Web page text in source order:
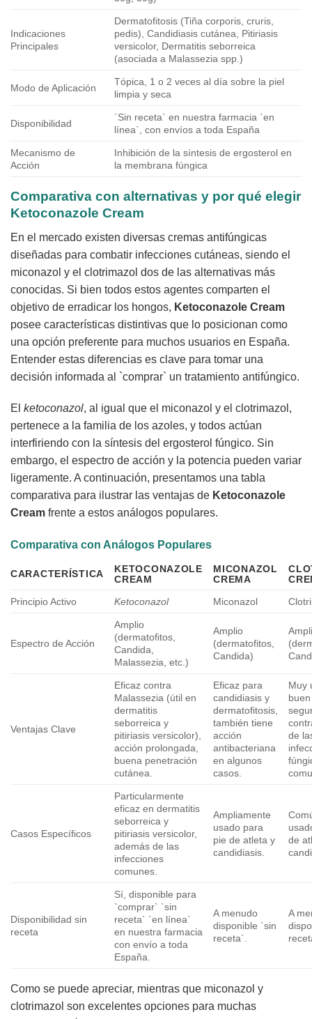
Indicaciones
Principales
Dermatofitosis (Tiña corporis, cruris,
pedis), Candidiasis cutánea, Pitiriasis
versicolor, Dermatitis seborreica
(asociada a Malassezia spp.)
Modo de Aplicación
Tópica, 1 o 2 veces al día sobre la piel
limpia y seca
Disponibilidad
`Sin receta` en nuestra farmacia `en
línea`, con envíos a toda España
Mecanismo de
Acción
Inhibición de la síntesis de ergosterol en
la membrana fúngica
Comparativa con alternativas y por qué elegir
Ketoconazole Cream
En el mercado existen diversas cremas antifúngicas
diseñadas para combatir infecciones cutáneas, siendo el
miconazol y el clotrimazol dos de las alternativas más
conocidas. Si bien todos estos agentes comparten el
objetivo de erradicar los hongos, Ketoconazole Cream
posee características distintivas que lo posicionan como
una opción preferente para muchos usuarios en España.
Entender estas diferencias es clave para tomar una
decisión informada al `comprar` un tratamiento antifúngico.
El ketoconazol, al igual que el miconazol y el clotrimazol,
pertenece a la familia de los azoles, y todos actúan
interfiriendo con la síntesis del ergosterol fúngico. Sin
embargo, el espectro de acción y la potencia pueden variar
ligeramente. A continuación, presentamos una tabla
comparativa para ilustrar las ventajas de Ketoconazole
Cream frente a estos análogos populares.
Comparativa con Análogos Populares
CARACTERÍSTICA
KETOCONAZOLE
CREAM
MICONAZOL
CREMA
Principio Activo
Ketoconazol Miconazol
Espectro de Acción
Amplio
(dermatofitos,
Candida,
Malassezia, etc.)
Amplio
(dermatofitos,
Candida)
Ventajas Clave
Eficaz contra
Malassezia (útil en
dermatitis
seborreica y
pitiriasis versicolor),
acción prolongada,
buena penetración
cutánea.
Eficaz para
candidiasis y
dermatofitosis,
también tiene
acción
antibacteriana
en algunos
casos.
Muy
de
Casos Específicos
Particularmente
eficaz en dermatitis
seborreica y
pitiriasis versicolor,
además de las
infecciones
comunes.
Ampliamente
usado para
pie de atleta y
candidiasis.
de
Disponibilidad sin
receta
Sí, disponible para
`comprar` `sin
receta` `en línea`
en nuestra farmacia
con envío a toda
España.
A menudo
disponible `sin
receta`.
A
Como se puede apreciar, mientras que miconazol y
clotrimazol son excelentes opciones para muchas